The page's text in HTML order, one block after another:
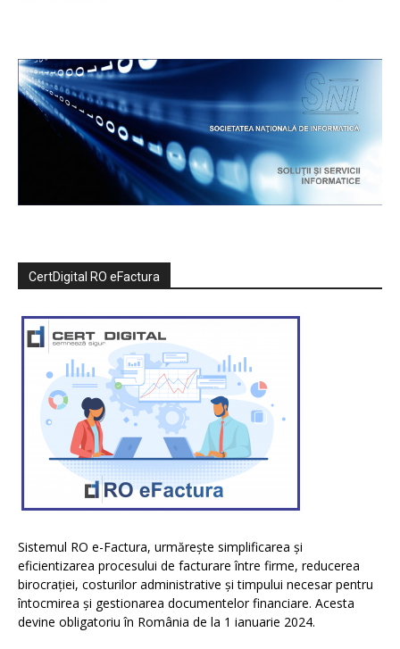
CertDigital RO eFactura
Sistemul RO e-Factura, urmărește simplificarea și
eficientizarea procesului de facturare între firme, reducerea
birocrației, costurilor administrative și timpului necesar pentru
întocmirea și gestionarea documentelor financiare. Acesta
devine obligatoriu în România de la 1 ianuarie 2024.